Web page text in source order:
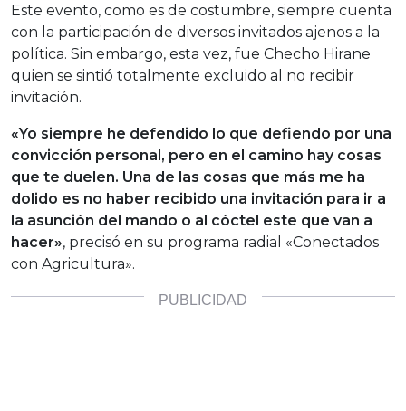
Este evento, como es de costumbre, siempre cuenta
con la participación de diversos invitados ajenos a la
política. Sin embargo, esta vez, fue Checho Hirane
quien se sintió totalmente excluido al no recibir
invitación.
«Yo siempre he defendido lo que defiendo por una
convicción personal, pero en el camino hay cosas
que te duelen. Una de las cosas que más me ha
dolido es no haber recibido una invitación para ir a
la asunción del mando o al cóctel este que van a
hacer», precisó en su programa radial «Conectados
con Agricultura».